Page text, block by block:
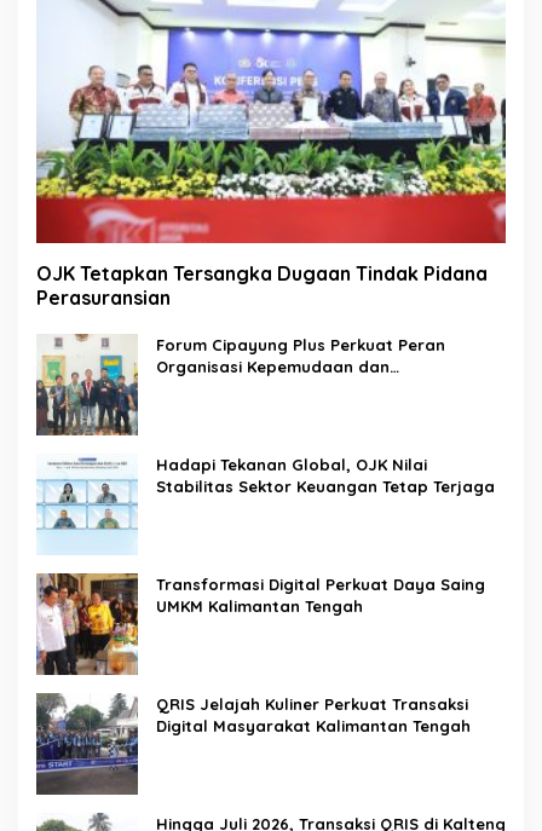
OJK Tetapkan Tersangka Dugaan Tindak Pidana
Perasuransian
Forum Cipayung Plus Perkuat Peran
Organisasi Kepemudaan dan
Hadapi Tekanan Global, OJK Nilai
Stabilitas Sektor Keuangan Tetap Terjaga
Transformasi Digital Perkuat Daya Saing
UMKM Kalimantan Tengah
QRIS Jelajah Kuliner Perkuat Transaksi
Digital Masyarakat Kalimantan Tengah
Hingga Juli 2026, Transaksi QRIS di Kalteng